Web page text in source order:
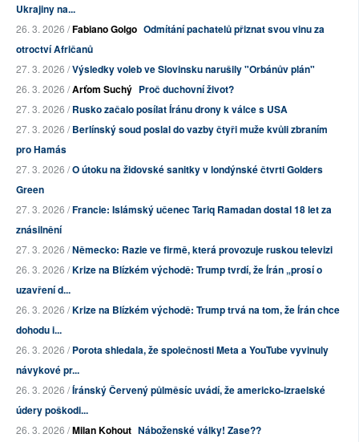
Ukrajiny na...
26. 3. 2026 /Fabiano Golgo Odmítání pachatelů přiznat svou vinu za
otroctví Afričanů
27. 3. 2026 /Výsledky voleb ve Slovinsku narušily "Orbánův plán"
26. 3. 2026 /Arťom Suchý Proč duchovní život?
27. 3. 2026 /Rusko začalo posílat Íránu drony k válce s USA
27. 3. 2026 /Berlínský soud poslal do vazby čtyři muže kvůli zbraním
pro Hamás
27. 3. 2026 /O útoku na židovské sanitky v londýnské čtvrti Golders
Green
27. 3. 2026 /Francie: Islámský učenec Tariq Ramadan dostal 18 let za
znásilnění
27. 3. 2026 /Německo: Razie ve firmě, která provozuje ruskou televizi
26. 3. 2026 /Krize na Blízkém východě: Trump tvrdí, že Írán „prosí o
uzavření d...
26. 3. 2026 /Krize na Blízkém východě: Trump trvá na tom, že Írán chce
dohodu i...
26. 3. 2026 /Porota shledala, že společnosti Meta a YouTube vyvinuly
návykové pr...
26. 3. 2026 /Íránský Červený půlměsíc uvádí, že americko-izraelské
údery poškodi...
26. 3. 2026 /Milan Kohout Náboženské války! Zase??